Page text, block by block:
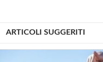
ARTICOLI SUGGERITI